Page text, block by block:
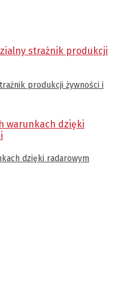
produkcji żywności i
dzięki radarowym